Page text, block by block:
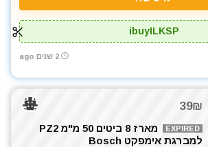
ibuyILKSP
2 שנים ago
39₪
EXPIRED
מארז 8 ביטים 50 מ"מ PZ2
למברגת אימפקט Bosch